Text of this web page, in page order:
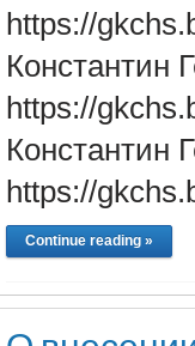
https://
Константин
https://
Константин
https://
Continue reading »